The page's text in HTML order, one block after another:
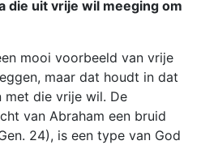
die uit vrije wil meeging om
mooi voorbeeld van vrije
maar dat houdt in dat
met die vrije wil. De
van Abraham een bruid
24), is een type van God